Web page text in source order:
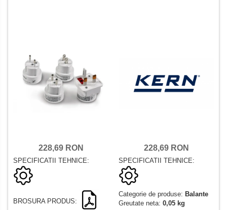
228,69 RON
SPECIFICATII TEHNICE:
BROSURA PRODUS:
228,69 RON
SPECIFICATII TEHNICE:
Categorie de produse: Balante
Greutate neta: 0,05 kg